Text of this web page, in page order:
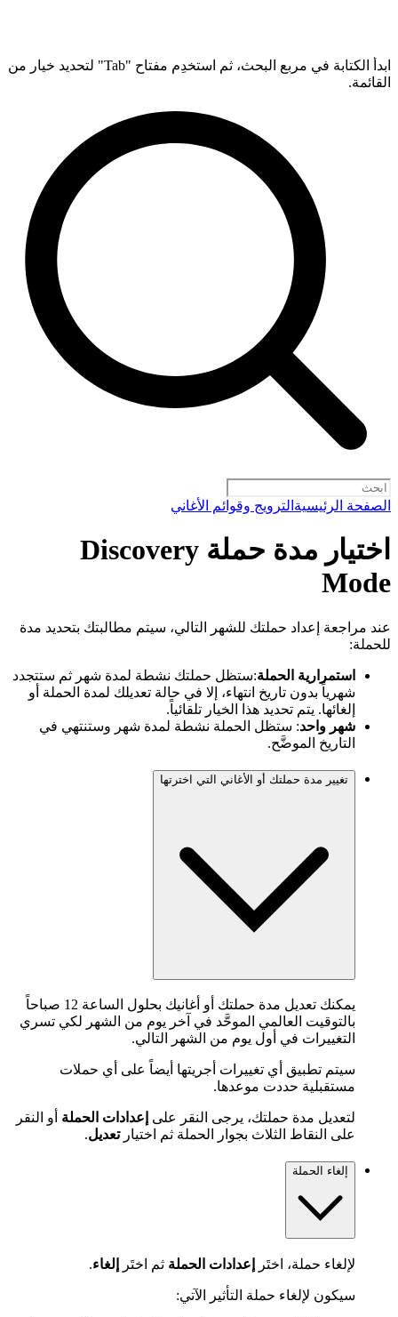
ابدأ الكتابة في مربع البحث، ثم استخدِم مفتاح "Tab" لتحديد خيار من
القائمة.
الصفحة الرئيسية الترويج وقوائم الأغاني
اختيار مدة حملة Discovery
Mode
عند مراجعة إعداد حملتك للشهر التالي، سيتم مطالبتك بتحديد مدة
للحملة:
استمرارية الحملة:ستظل حملتك نشطة لمدة شهر ثم ستتجدد
شهرياً بدون تاريخ انتهاء، إلا في حالة تعديلك لمدة الحملة أو
إلغائها. يتم تحديد هذا الخيار تلقائياً.
شهر واحد: ستظل الحملة نشطة لمدة شهر وستنتهي في
التاريخ الموضَّح.
تغيير مدة حملتك أو الأغاني التي اخترتها
يمكنك تعديل مدة حملتك أو أغانيك بحلول الساعة 12 صباحاً
بالتوقيت العالمي الموحَّد في آخر يوم من الشهر لكي تسري
التغييرات في أول يوم من الشهر التالي.
سيتم تطبيق أي تغييرات أجريتها أيضاً على أي حملات
مستقبلية حددت موعدها.
لتعديل مدة حملتك، يرجى النقر على إعدادات الحملة أو النقر
على النقاط الثلاث بجوار الحملة ثم اختيارتعديل.
إلغاء الحملة
لإلغاء حملة، اختَر إعدادات الحملة ثم اختَر إلغاء.
سيكون لإلغاء حملة التأثير الآتي: